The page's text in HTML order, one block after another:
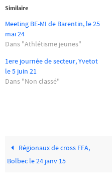
Similaire
Meeting BE-MI de Barentin, le 25
mai 24
Dans "Athlétisme jeunes"
1ere journée de secteur, Yvetot
le 5 juin 21
Dans "Non classé"
Régionaux de cross FFA,
Bolbec le 24 janv 15